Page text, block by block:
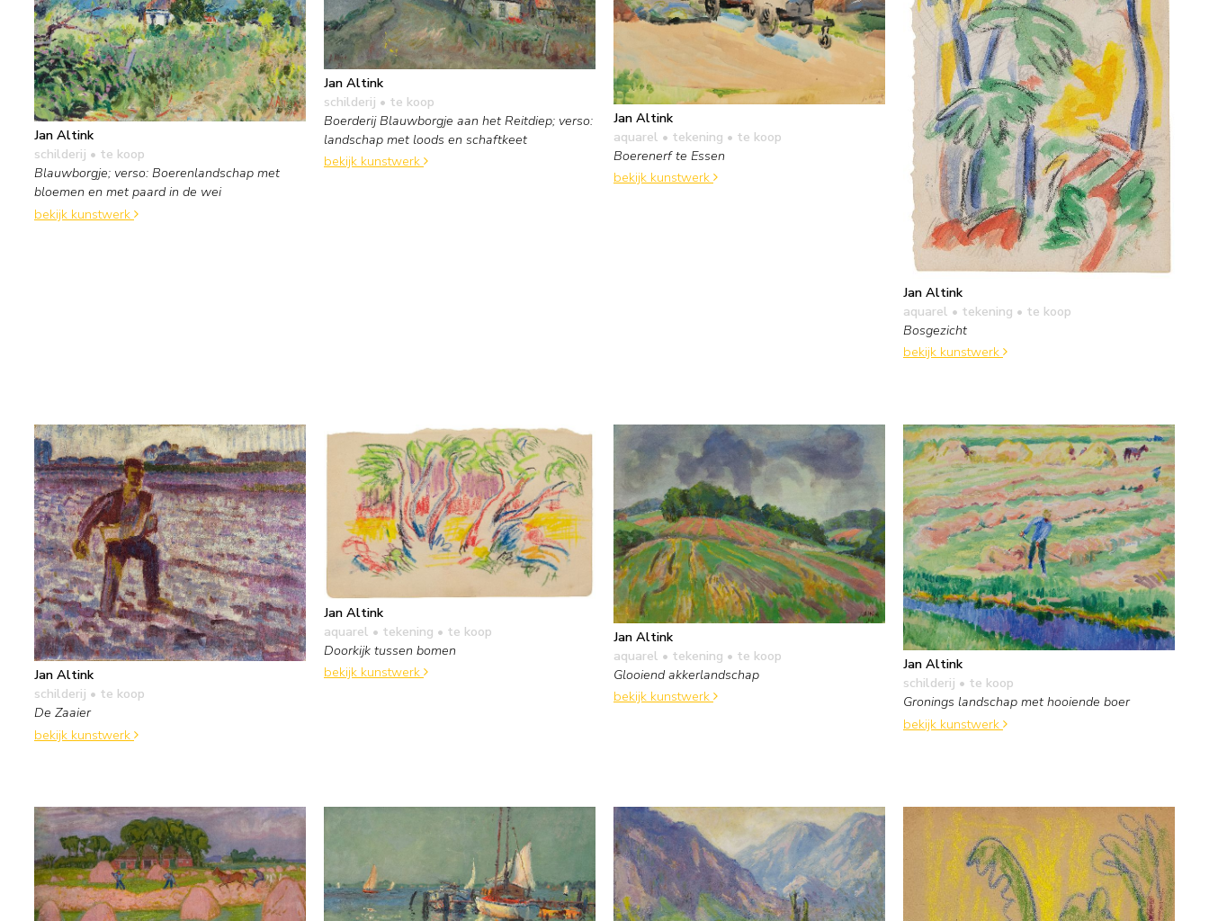
Jan Altink
schilderij • te koop
Blauwborgje; verso: Boerenlandschap met
bloemen en met paard in de wei
bekijk kunstwerk
Jan Altink
schilderij • te koop
Boerderij Blauwborgje aan het Reitdiep; verso:
landschap met loods en schaftkeet
bekijk kunstwerk
Jan Altink
aquarel • tekening • te koop
Boerenerf te Essen
bekijk kunstwerk
Jan Altink
aquarel • tekening • te koop
Bosgezicht
bekijk kunstwerk
Jan Altink
schilderij • te koop
De Zaaier
bekijk kunstwerk
Jan Altink
aquarel • tekening • te koop
Doorkijk tussen bomen
bekijk kunstwerk
Jan Altink
aquarel • tekening • te koop
Glooiend akkerlandschap
bekijk kunstwerk
Jan Altink
schilderij • te koop
Gronings landschap met hooiende boer
bekijk kunstwerk